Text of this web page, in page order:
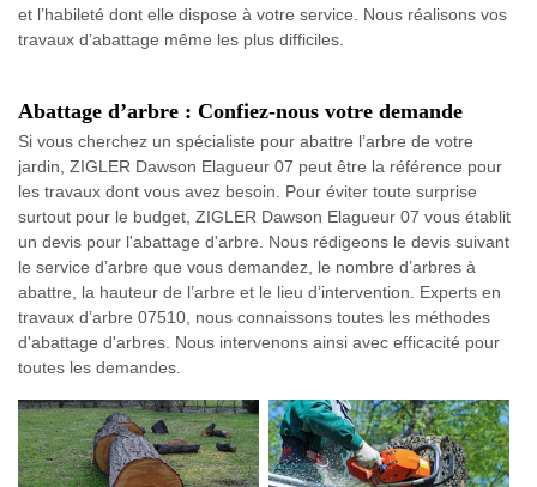
et l’habileté dont elle dispose à votre service. Nous réalisons vos
travaux d’abattage même les plus difficiles.
Abattage d’arbre : Confiez-nous votre demande
Si vous cherchez un spécialiste pour abattre l’arbre de votre
jardin, ZIGLER Dawson Elagueur 07 peut être la référence pour
les travaux dont vous avez besoin. Pour éviter toute surprise
surtout pour le budget, ZIGLER Dawson Elagueur 07 vous établit
un devis pour l'abattage d'arbre. Nous rédigeons le devis suivant
le service d’arbre que vous demandez, le nombre d’arbres à
abattre, la hauteur de l’arbre et le lieu d’intervention. Experts en
travaux d’arbre 07510, nous connaissons toutes les méthodes
d'abattage d'arbres. Nous intervenons ainsi avec efficacité pour
toutes les demandes.